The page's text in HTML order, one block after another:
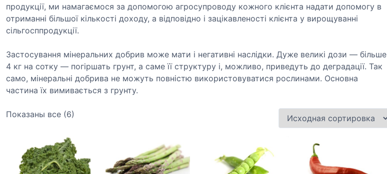
продукції, ми намагаємося за допомогою агросупроводу кожного клієнта надати допомогу в
отриманні більшої кількості доходу, а відповідно і зацікавленості клієнта у вирощуванні
сільгосппродукції.
Застосування мінеральних добрив може мати і негативні наслідки. Дуже великі дози — більше
4 кг на сотку — погіршать грунт, а саме її структуру і, можливо, приведуть до деградації. Так
само, мінеральні добрива не можуть повністю використовуватися рослинами. Основна
частина їх вимивається з грунту.
Показаны все (6)